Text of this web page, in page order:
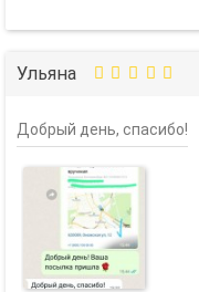
Ульяна
Добрый день, спасибо!